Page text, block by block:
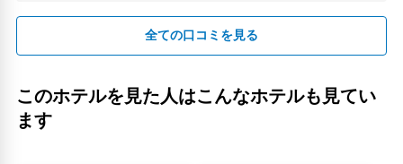
香林坊東急スクエア(390m)
兼六園(1.12km)
妙立寺(470m)
妙立寺（忍者寺）(470m)
全ての口コミを見る
このホテルを見た人はこんなホテルも見てい
ます